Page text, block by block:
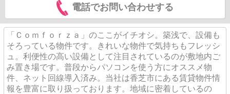
電話でお問い合わせする
「Ｃｏｍｆｏｒｚａ」のここがイチオシ。築浅で、設備も
そろっている物件です。きれいな物件で気持ちもフレッシ
ュ。利便性の高い設備として注目されているのが敷地内ご
み置き場です。普段からパソコンを使う方にオススメ物
件、ネット回線導入済み。当社は香芝市にある賃貸物件情
報を豊富に取り扱っております。地域に密着しているの